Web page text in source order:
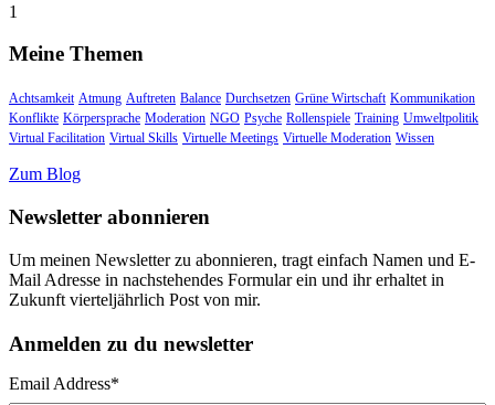
1
Meine Themen
Achtsamkeit Atmung Auftreten Balance Durchsetzen Grüne Wirtschaft Kommunikation
Konflikte Körpersprache Moderation NGO Psyche Rollenspiele Training Umweltpolitik
Virtual Facilitation Virtual Skills Virtuelle Meetings Virtuelle Moderation Wissen
Zum Blog
Newsletter abonnieren
Um meinen Newsletter zu abonnieren, tragt einfach Namen und E-
Mail Adresse in nachstehendes Formular ein und ihr erhaltet in
Zukunft vierteljährlich Post von mir.
Anmelden zu du newsletter
Email Address*